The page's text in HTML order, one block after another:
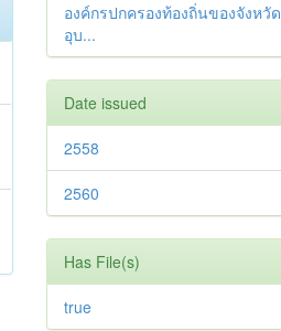
องค์กรปกครองท้องถิ่นของจังหวัด
อุบ...
Date issued
2558
2560
Has File(s)
true